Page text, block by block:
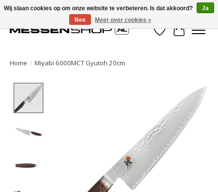
Verlanglijst
Home / Miyabi 6000MCT Gyutoh 20cm
Wij slaan cookies op om onze website te verbeteren. Is dat akkoord?
Ja
Nee
Meer over cookies »